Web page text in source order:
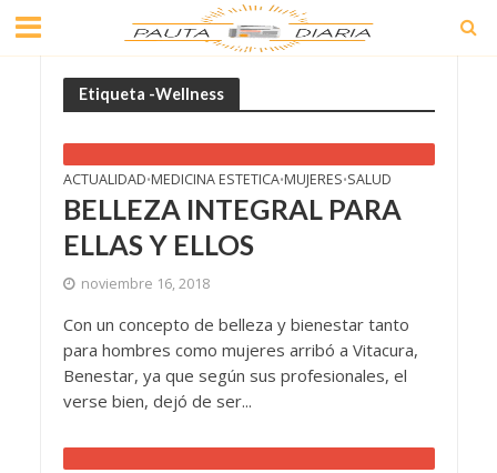
Etiqueta -Wellness
ACTUALIDAD•MEDICINA ESTETICA•MUJERES•SALUD
BELLEZA INTEGRAL PARA
ELLAS Y ELLOS
noviembre 16, 2018
Con un concepto de belleza y bienestar tanto
para hombres como mujeres arribó a Vitacura,
Benestar, ya que según sus profesionales, el
verse bien, dejó de ser...